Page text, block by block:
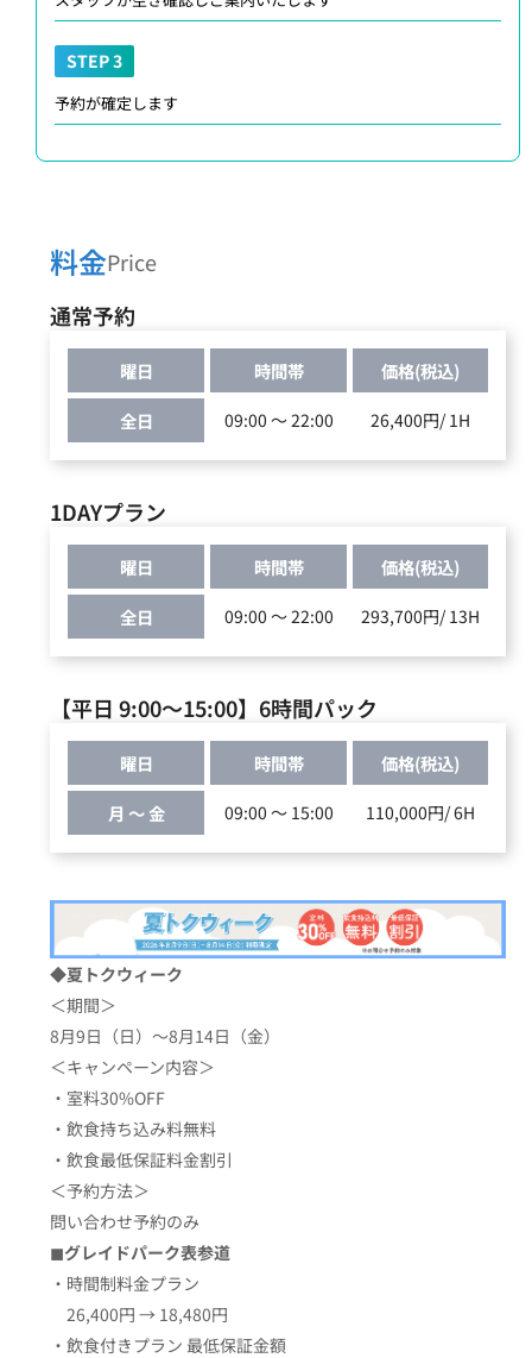
STEP 3
予約が確定します
料金Price
通常予約
曜日 時間帯
価格(税込)
全日
09:00 ～ 22:00 26,400円/ 1H
1DAYプラン
曜日 時間帯
価格(税込)
全日
09:00 ～ 22:00 293,700円/ 13H
【平日 9:00〜15:00】6時間パック
曜日 時間帯
価格(税込)
月 ～ 金
09:00 ～ 15:00 110,000円/ 6H
◆夏トクウィーク
＜期間＞
8月9日（日）〜8月14日（金）
＜キャンペーン内容＞
・室料30%OFF
・飲食持ち込み料無料
・飲食最低保証料金割引
＜予約方法＞
問い合わせ予約のみ
◼︎グレイドパーク表参道
・時間制料金プラン
26,400円 → 18,480円
・飲食付きプラン 最低保証金額